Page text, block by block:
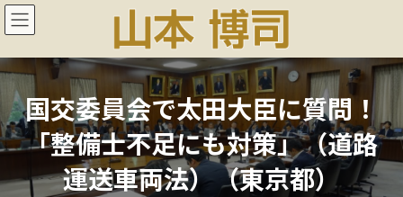
コ
ン
ン
ツ
ス
キ
ッ
ナ
ビ
ー
シ
ン
に
移
国交委員会で太田大臣に質問！
「整備士不足にも対策」（道路
運送車両法）（東京都）